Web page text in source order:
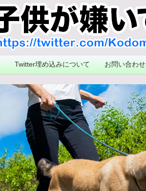
Twitter埋め込みについて お問い合わせ